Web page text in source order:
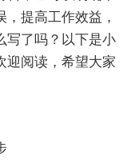
提高工作效益，
写了吗？以下是小
迎阅读，希望大家